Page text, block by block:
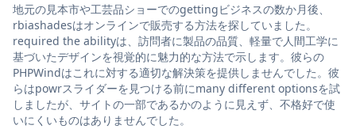
地元の見本市や工芸品ショーでのgettingビジネスの数か月後、
rbiashadesはオンラインで販売する方法を探していました。
required the abilityは、訪問者に製品の品質、軽量で人間工学に
基づいたデザインを視覚的に魅力的な方法で示します。彼らの
PHPWindはこれに対する適切な解決策を提供しませんでした。彼
らはpowrスライダーを見つける前にmany different optionsを試
しましたが、サイトの一部であるかのように見えず、不格好で使
いにくいものはありませんでした。